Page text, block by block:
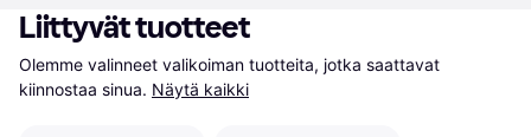
Liittyvät tuotteet
Olemme valinneet valikoiman tuotteita, jotka saattavat
kiinnostaa sinua. Näytä kaikki